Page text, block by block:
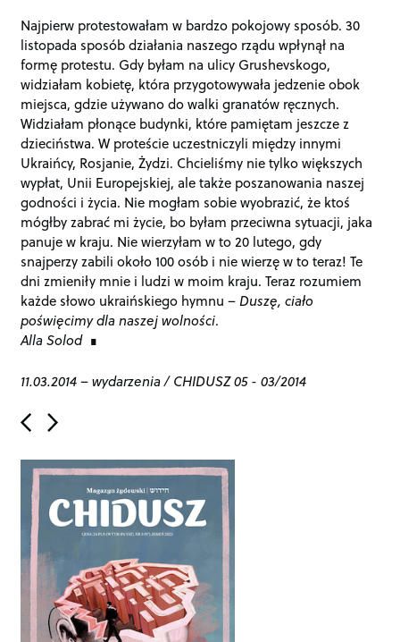
Najpierw protestowałam w bardzo pokojowy sposób. 30
listopada sposób działania naszego rządu wpłynął na
formę protestu. Gdy byłam na ulicy Grushevskogo,
widziałam kobietę, która przygotowywała jedzenie obok
miejsca, gdzie używano do walki granatów ręcznych.
Widziałam płonące budynki, które pamiętam jeszcze z
dzieciństwa. W proteście uczestniczyli między innymi
Ukraińcy, Rosjanie, Żydzi. Chcieliśmy nie tylko większych
wypłat, Unii Europejskiej, ale także poszanowania naszej
godności i życia. Nie mogłam sobie wyobrazić, że ktoś
mógłby zabrać mi życie, bo byłam przeciwna sytuacji, jaka
panuje w kraju. Nie wierzyłam w to 20 lutego, gdy
snajperzy zabili około 100 osób i nie wierzę w to teraz! Te
dni zmieniły mnie i ludzi w moim kraju. Teraz rozumiem
każde słowo ukraińskiego hymnu –Duszę, ciało
poświęcimy dla naszej wolności.
Alla Solod
11.03.2014–wydarzenia/CHIDUSZ 05 - 03/2014
P
o
a
t
i
o
n